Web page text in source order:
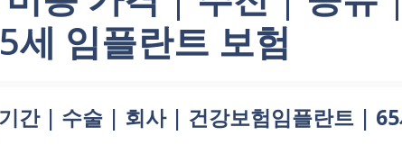
임플란트 보험
간 | 수술 | 회사 | 건강보험임플란트 |